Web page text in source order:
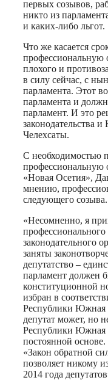
первых созывов,
никто из
и каких-либо льгот.
Что же касается
профессиональную
плохого и
в силу сейчас, с
парламента. Этот
парламента и
парламент. И это
законодательства
Челехсаты.
С необходимостью
профессиональную
«Новая Осетия»,
мнению,
следующего созыва.
«Несомненно, я
законодательного
заняты
депутатство –
парламент должен
конституционной
избран в
Республики Южная
депутат может, но
Республики Южная
постоянной
«Закон обратной
позволяет никому
2014 года